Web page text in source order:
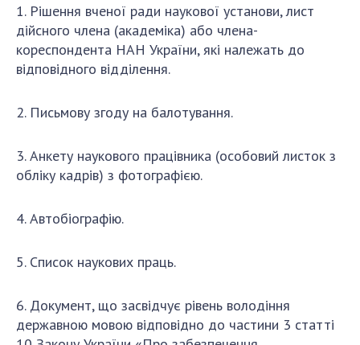
ЗАСІДАННЯ ПРЕЗИДІЇ НАН УКРАЇНИ
НАУКОВІ ВИДАННЯ
АКАДЕМІЯ КОМЕНТУЄ
КОНТАКТИ
ПРОФСПІЛКА НАН УКРАЇНИ
КАБІНЕТ
1. Рішення вченої ради наукової установи, лист
дійсного члена (академіка) або члена-
кореспондента НАН України, які належать до
відповідного відділення.
2. Письмову згоду на балотування.
3. Анкету наукового працівника (особовий листок з
обліку кадрів) з фотографією.
4. Автобіографію.
5. Список наукових праць.
6. Документ, що засвідчує рівень володіння
державною мовою відповідно до частини 3 статті